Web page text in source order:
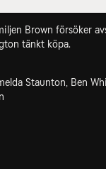
Brown försöker
tänkt köpa.
Staunton, Ben